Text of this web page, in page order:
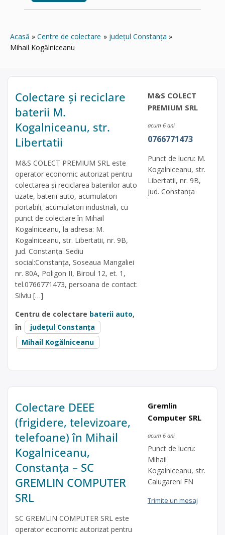
Acasă Centre de colectare
județul Constanța
Mihail Kogălniceanu
Colectare și reciclare
baterii M.
Kogalniceanu, str.
Libertatii
M&S COLECT PREMIUM SRL este
operator economic autorizat pentru
colectarea și reciclarea bateriilor auto
uzate, baterii auto, acumulatori
portabili, acumulatori industriali, cu
punct de colectare în Mihail
Kogalniceanu, la adresa: M.
Kogalniceanu, str. Libertatii, nr. 9B,
jud. Constanța. Sediu
social:Constanța, Soseaua Mangaliei
nr. 80A, Poligon II, Biroul 12, et. 1,
tel.0766771473, persoana de contact:
Silviu […]
Centru de colectare baterii auto,
în
județul Constanța
Mihail Kogălniceanu
M&S COLECT
PREMIUM SRL
acum 6 ani
0766771473
Punct de lucru: M.
Kogalniceanu, str.
Libertatii, nr. 9B,
jud. Constanța
Colectare DEEE
(frigidere, televizoare,
telefoane) în Mihail
Kogalniceanu,
Constanța – SC
GREMLIN COMPUTER
SRL
SC GREMLIN COMPUTER SRL este
operator economic autorizat pentru
Gremlin
Computer SRL
acum 6 ani
Punct de lucru:
Mihail
Kogalniceanu, str.
Calugareni FN
Trimite un mesaj